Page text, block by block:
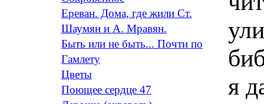
Ереван. Дома, где жили Ст.
Шаумян и А. Мравян.
Быть или не быть... Почти по
Гамлету
Цветы
Поющее сердце 47
я